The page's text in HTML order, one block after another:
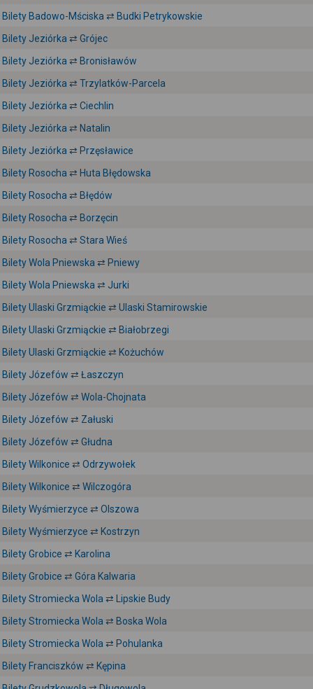
Bilety Badowo-Mściska ⇄ Budki Petrykowskie
Bilety Jeziórka ⇄ Grójec
Bilety Jeziórka ⇄ Bronisławów
Bilety Jeziórka ⇄ Trzylatków-Parcela
Bilety Jeziórka ⇄ Ciechlin
Bilety Jeziórka ⇄ Natalin
Bilety Jeziórka ⇄ Przęsławice
Bilety Rosocha ⇄ Huta Błędowska
Bilety Rosocha ⇄ Błędów
Bilety Rosocha ⇄ Borzęcin
Bilety Rosocha ⇄ Stara Wieś
Bilety Wola Pniewska ⇄ Pniewy
Bilety Wola Pniewska ⇄ Jurki
Bilety Ulaski Grzmiąckie ⇄ Ulaski Stamirowskie
Bilety Ulaski Grzmiąckie ⇄ Białobrzegi
Bilety Ulaski Grzmiąckie ⇄ Kożuchów
Bilety Józefów ⇄ Łaszczyn
Bilety Józefów ⇄ Wola-Chojnata
Bilety Józefów ⇄ Załuski
Bilety Józefów ⇄ Głudna
Bilety Wilkonice ⇄ Odrzywołek
Bilety Wilkonice ⇄ Wilczogóra
Bilety Wyśmierzyce ⇄ Olszowa
Bilety Wyśmierzyce ⇄ Kostrzyn
Bilety Grobice ⇄ Karolina
Bilety Grobice ⇄ Góra Kalwaria
Bilety Stromiecka Wola ⇄ Lipskie Budy
Bilety Stromiecka Wola ⇄ Boska Wola
Bilety Stromiecka Wola ⇄ Pohulanka
Bilety Franciszków ⇄ Kępina